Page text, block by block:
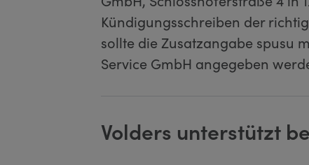
Kündigungsschreiben der
sollte die Zusatzangabe spusu
Service GmbH angegeben
Volders unterstützt